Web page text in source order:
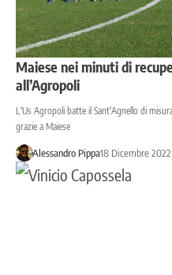
Maiese nei minuti di
all’Agropoli
L'Us Agropoli batte il Sant'Agnello di
grazie a Maiese
Alessandro Pippa18 Dicembre 2022